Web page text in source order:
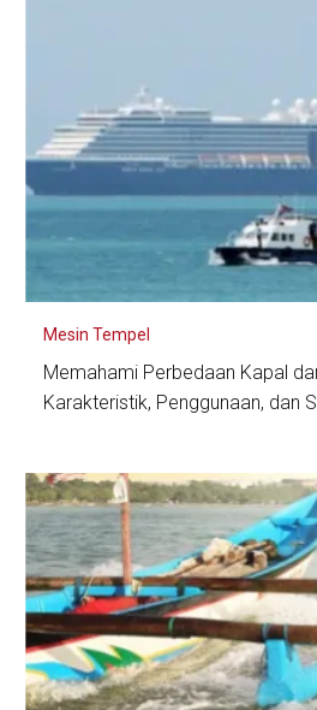
Mesin Tempel
Memahami Perbedaan Kapal
Karakteristik, Penggunaan, dan
Lihat Detail